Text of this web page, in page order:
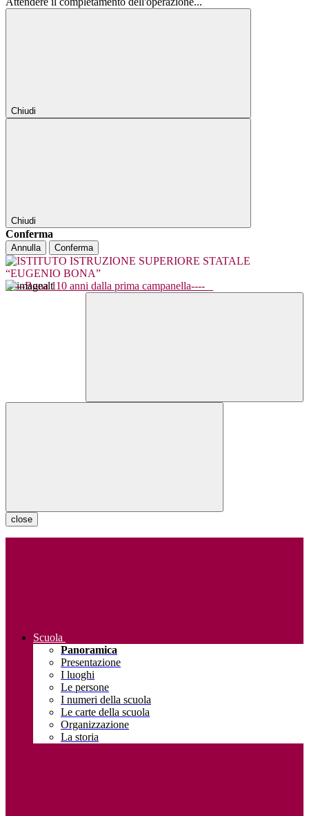
Chiudi
Chiudi
Conferma
Annulla Conferma
----Bona 110 anni dalla prima campanella----
close
Scuola
Panoramica
Presentazione
I luoghi
Le persone
I numeri della scuola
Le carte della scuola
Organizzazione
La storia